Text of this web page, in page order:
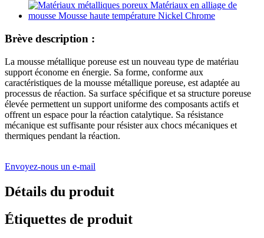
Brève description :
La mousse métallique poreuse est un nouveau type de matériau
support économe en énergie. Sa forme, conforme aux
caractéristiques de la mousse métallique poreuse, est adaptée au
processus de réaction. Sa surface spécifique et sa structure poreuse
élevée permettent un support uniforme des composants actifs et
offrent un espace pour la réaction catalytique. Sa résistance
mécanique est suffisante pour résister aux chocs mécaniques et
thermiques pendant la réaction.
Envoyez-nous un e-mail
Détails du produit
Étiquettes de produit